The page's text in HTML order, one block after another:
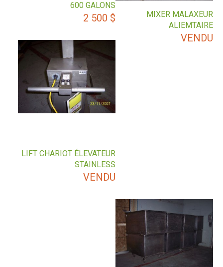
MIXER MALAXEUR
ALIEMTAIRE
VENDU
600 GALONS
2 500 $
LIFT CHARIOT ÉLEVATEUR
STAINLESS
VENDU